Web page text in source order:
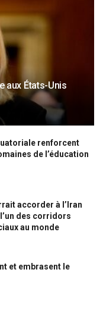
aux États-Unis
renforcent
de l’éducation
accorder à l’Iran
des corridors
au monde
et embrasent le